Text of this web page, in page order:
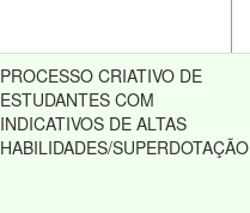
PROCESSO CRIATIVO DE
ESTUDANTES COM
INDICATIVOS DE ALTAS
HABILIDADES/SUPERDOTAÇÃO